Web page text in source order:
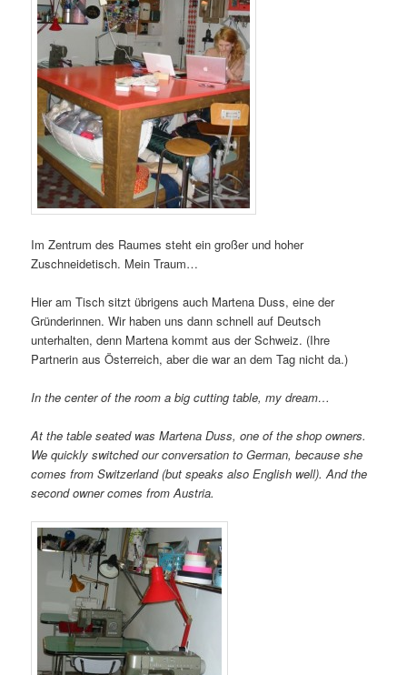
Im Zentrum des Raumes steht ein großer und hoher
Zuschneidetisch. Mein Traum…
Hier am Tisch sitzt übrigens auch Martena Duss, eine der
Gründerinnen. Wir haben uns dann schnell auf Deutsch
unterhalten, denn Martena kommt aus der Schweiz. (Ihre
Partnerin aus Österreich, aber die war an dem Tag nicht da.)
In the center of the room a big cutting table, my dream…
At the table seated was Martena Duss, one of the shop owners.
We quickly switched our conversation to German, because she
comes from Switzerland (but speaks also English well). And the
second owner comes from Austria.